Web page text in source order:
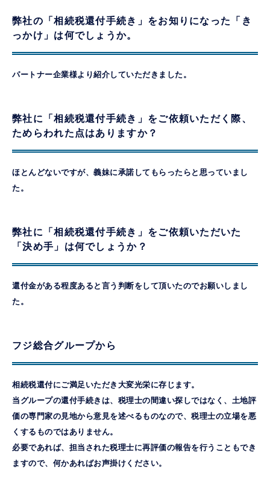
弊社の「相続税還付手続き」をお知りになった「き
っかけ」は何でしょうか。
パートナー企業様より紹介していただきました。
弊社に「相続税還付手続き」をご依頼いただく際、
ためらわれた点はありますか？
ほとんどないですが、義妹に承諾してもらったらと思っていまし
た。
弊社に「相続税還付手続き」をご依頼いただいた
「決め手」は何でしょうか？
還付金がある程度あると言う判断をして頂いたのでお願いしまし
た。
フジ総合グループから
相続税還付にご満足いただき大変光栄に存じます。
当グループの還付手続きは、税理士の間違い探しではなく、土地評
価の専門家の見地から意見を述べるものなので、税理士の立場を悪
くするものではありません。
必要であれば、担当された税理士に再評価の報告を行うこともでき
ますので、何かあればお声掛けください。